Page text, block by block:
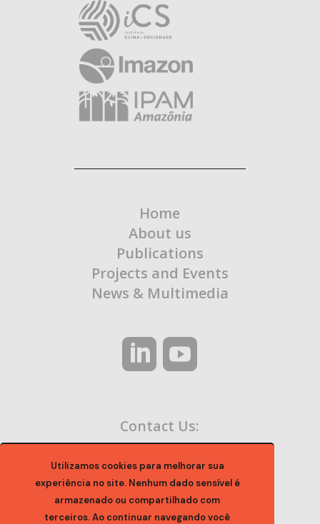
Utilizamos cookies para melhorar sua
experiência no site. Nenhum dado sensível é
armazenado ou compartilhado com
terceiros. Ao continuar navegando você
Home
About us
Publications
Projects and Events
News & Multimedia
Contact Us:
contato@ocaa.org.br